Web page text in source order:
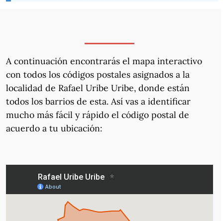
A continuación encontrarás el mapa interactivo
con todos los códigos postales asignados a la
localidad de Rafael Uribe Uribe, donde están
todos los barrios de esta. Así vas a identificar
mucho más fácil y rápido el código postal de
acuerdo a tu ubicación: